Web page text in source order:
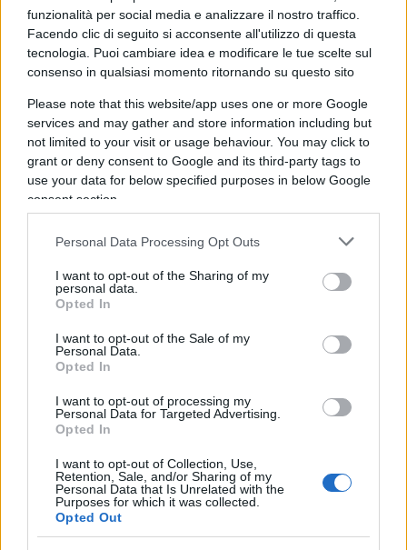
funzionalità per social media e analizzare il nostro traffico.
Facendo clic di seguito si acconsente all'utilizzo di questa
tecnologia. Puoi cambiare idea e modificare le tue scelte sul
consenso in qualsiasi momento ritornando su questo sito
Please note that this website/app uses one or more Google
services and may gather and store information including but
not limited to your visit or usage behaviour. You may click to
grant or deny consent to Google and its third-party tags to
use your data for below specified purposes in below Google
consent section.
Personal Data Processing Opt Outs
I want to opt-out of the Sharing of my
personal data.
Opted In
I want to opt-out of the Sale of my
Personal Data.
Opted In
I want to opt-out of processing my
Personal Data for Targeted Advertising.
Opted In
I want to opt-out of Collection, Use,
Retention, Sale, and/or Sharing of my
Personal Data that Is Unrelated with the
Purposes for which it was collected.
Opted Out
una intervista televisiva del 13 marzo scorso che
l’indagine del 2017 è stata “frutto di una
macchinazione organizzata dagli investigatori
dello studio degli avvocati difensori di Stasi che
clandestinamente hanno prelevato il Dna” del suo
assistito. Infine, come tragicomica ciliegina sulla
torta, da quanto si apprende da AdnKronos pure
Ordine degli avvocati di Pavia
seguendo con attenzione le dichiarazioni
dell’avvocato Lovati, e a occuparsene sarà il
Consiglio di disciplina. Sempre secondo
l’Adnkronos, non sono esclusi interventi a stretto
giro. Il ‘monitoraggio’ sull’istrionico avvocato è in
corso da mesi visto che nelle diverse trasmissioni
televisive o interviste non risparmia di raccontare
soldi in nero.
Leggi anche:
Garlasco, quel dettaglio nel pizzino che in